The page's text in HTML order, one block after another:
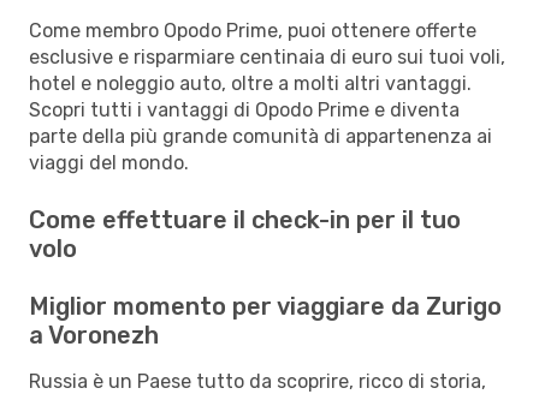
Come membro Opodo Prime, puoi ottenere offerte
esclusive e risparmiare centinaia di euro sui tuoi voli,
hotel e noleggio auto, oltre a molti altri vantaggi.
Scopri tutti i vantaggi di Opodo Prime e diventa
parte della più grande comunità di appartenenza ai
viaggi del mondo.
Come effettuare il check-in per il tuo
volo
Miglior momento per viaggiare da Zurigo
a Voronezh
Russia è un Paese tutto da scoprire, ricco di storia,